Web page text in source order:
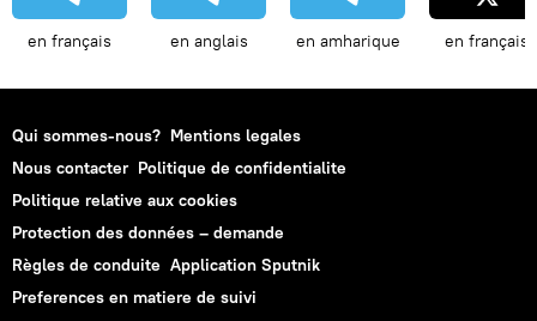
en français en anglais en amharique en français
Qui sommes-nous? Mentions legales
Nous contacter Politique de confidentialite
Politique relative aux cookies
Protection des données – demande
Règles de conduite Application Sputnik
Preferences en matiere de suivi